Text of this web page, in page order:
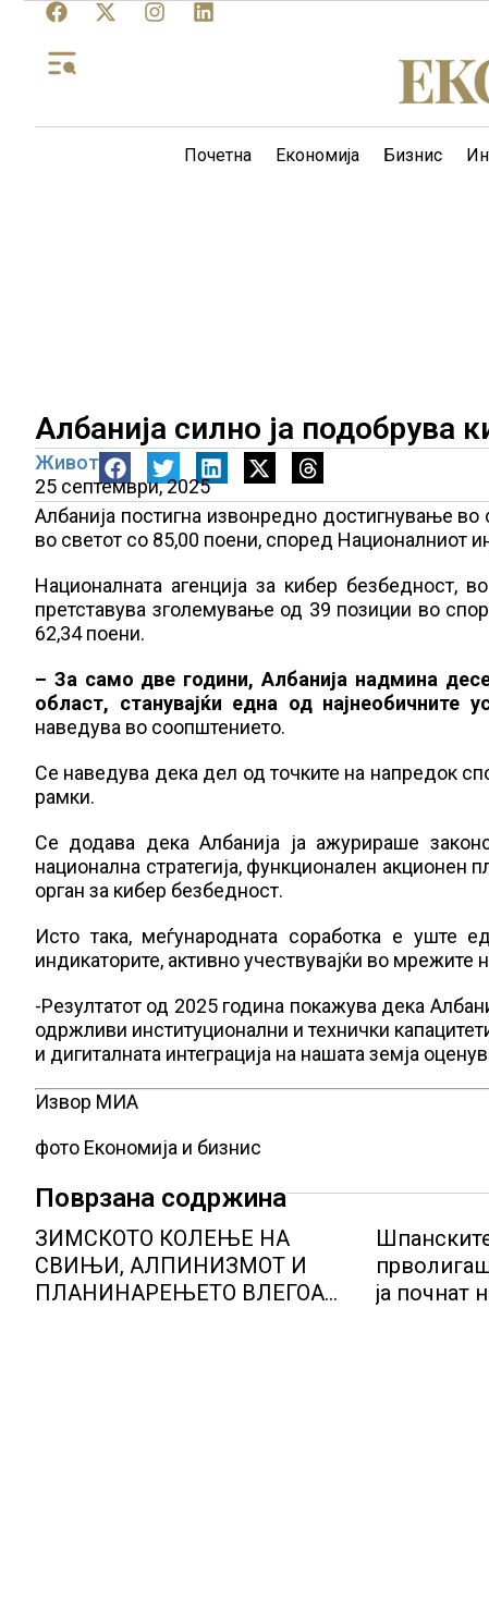
Почетна Економија Бизнис
Албанија силно ја подобрува
Живот
25 септември, 2025
Албанија постигна извонредно достигнување
во светот со 85,00 поени, според Националниот
Националната агенција за кибер безбедност,
претставува зголемување од 39 позиции во
62,34 поени.
– За само две години, Албанија надмина
област, станувајќи една од најнеобичните
наведува во соопштението.
Се наведува дека дел од точките на напредок
рамки.
Се додава дека Албанија ја ажурираше
национална стратегија, функционален акционен
орган за кибер безбедност.
Исто така, меѓународната соработка е уште
индикаторите, активно учествувајќи во мрежите
-Резултатот од 2025 година покажува дека
одржливи институционални и технички
и дигиталната интеграција на нашата земја
Извор МИА
фото Економија и бизнис
Поврзана содржина
ЗИМСКОТО КОЛЕЊЕ НА
СВИЊИ, АЛПИНИЗМОТ И
ПЛАНИНАРЕЊЕТО ВЛЕГОА
ја почнат